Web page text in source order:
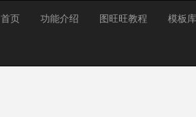
首页 功能介绍 图旺旺教程 模板库